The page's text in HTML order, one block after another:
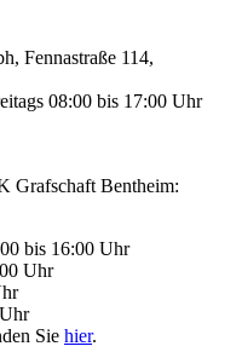
Fennastraße 114,
08:00 bis 17:00 Uhr
Grafschaft Bentheim:
bis 16:00 Uhr
Uhr
Sie hier.